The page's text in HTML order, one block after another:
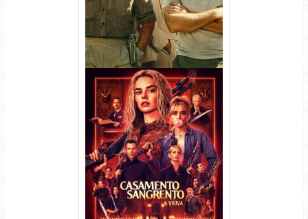
Casamento Sangrento: A
Viúva Torrent (2026) WEB-DL
720p/1080p/4K Dual Áudio